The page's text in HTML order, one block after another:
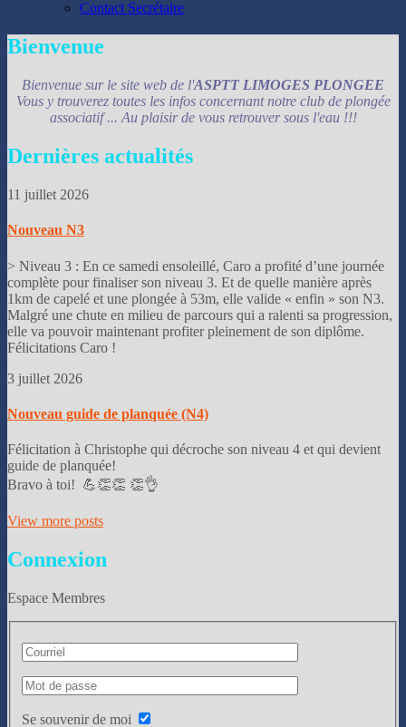
Contact Secrétaire
Bienvenue
Bienvenue sur le site web de l'ASPTT LIMOGES PLONGEE
Vous y trouverez toutes les infos concernant notre club de plongée
associatif ... Au plaisir de vous retrouver sous l'eau !!!
Dernières actualités
11 juillet 2026
Nouveau N3
> Niveau 3 : En ce samedi ensoleillé, Caro a profité d’une journée
complète pour finaliser son niveau 3. Et de quelle manière après
1km de capelé et une plongée à 53m, elle valide « enfin » son N3.
Malgré une chute en milieu de parcours qui a ralenti sa progression,
elle va pouvoir maintenant profiter pleinement de son diplôme.
Félicitations Caro !
3 juillet 2026
Nouveau guide de planquée (N4)
Félicitation à Christophe qui décroche son niveau 4 et qui devient
guide de planquée!
Bravo à toi! 💪👏👏 👏👌
View more posts
Connexion
Espace Membres
Se souvenir de moi